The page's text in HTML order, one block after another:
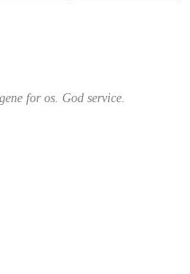
for os. God service.